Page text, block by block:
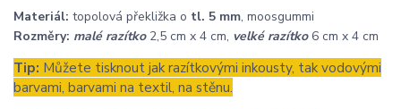
Materiál: topolová překližka o tl. 5 mm, moosgummi
Rozměry: malé razítko2,5 cm x 4 cm, velké razítko6 cm x 4 cm
Tip: Můžete tisknout jak razítkovými inkousty, tak vodovými
barvami, barvami na textil, na stěnu.